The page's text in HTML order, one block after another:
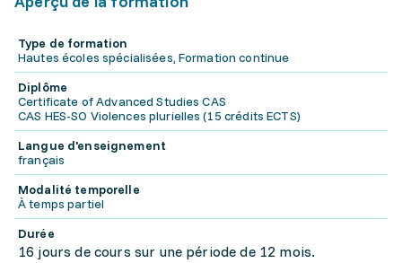
Type de formation
Hautes écoles spécialisées, Formation continue
Diplôme
Certificate of Advanced Studies CAS
CAS HES-SO Violences plurielles (15 crédits ECTS)
Langue d'enseignement
français
Modalité temporelle
À temps partiel
Durée
16 jours de cours sur une période de 12 mois.